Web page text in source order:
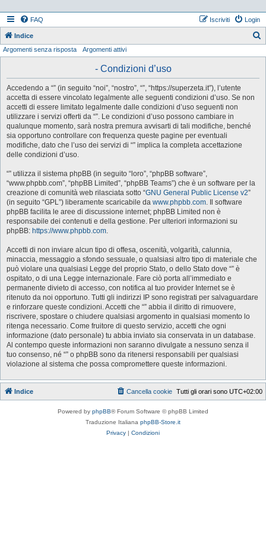
FAQ Login
Iscriviti
Indice
Argomenti senza risposta Argomenti attivi
- Condizioni d’uso
Accedendo a “” (in seguito “noi”, “nostro”, “”, “https://superzeta.it”), l’utente
accetta di essere vincolato legalmente alle seguenti condizioni d’uso. Se non
accetti di essere limitato legalmente dalle condizioni d’uso seguenti non
utilizzare i servizi offerti da “”. Le condizioni d’uso possono cambiare in
qualunque momento, sarà nostra premura avvisarti di tali modifiche, benché
sia opportuno controllare con frequenza queste pagine per eventuali
modifiche, dato che l’uso dei servizi di “” implica la completa accettazione
delle condizioni d’uso.
“” utilizza il sistema phpBB (in seguito “loro”, “phpBB software”,
“www.phpbb.com”, “phpBB Limited”, “phpBB Teams”) che è un software per la
creazione di comunità web rilasciata sotto “GNU General Public License v2”
(in seguito “GPL”) liberamente scaricabile da www.phpbb.com. Il software
phpBB facilita le aree di discussione internet; phpBB Limited non è
responsabile dei contenuti e della gestione. Per ulteriori informazioni su
phpBB: https://www.phpbb.com.
Accetti di non inviare alcun tipo di offesa, oscenità, volgarità, calunnia,
minaccia, messaggio a sfondo sessuale, o qualsiasi altro tipo di materiale che
può violare una qualsiasi Legge del proprio Stato, o dello Stato dove “” è
ospitato, o di una Legge internazionale. Fare ciò porta all’immediato e
permanente divieto di accesso, con notifica al tuo provider Internet se è
ritenuto da noi opportuno. Tutti gli indirizzi IP sono registrati per salvaguardare
e rinforzare queste condizioni. Accetti che “” abbia il diritto di rimuovere,
riscrivere, spostare o chiudere qualsiasi argomento in qualsiasi momento lo
ritenga necessario. Come fruitore di questo servizio, accetti che ogni
informazione (dato personale) tu abbia inviato sia conservata in un database.
Al contempo queste informazioni non saranno divulgate a nessuno senza il
tuo consenso, né “” o phpBB sono da ritenersi responsabili per qualsiasi
violazione al sistema che possa compromettere queste informazioni.
Indice Tutti gli orari sono UTC+02:00
Cancella cookie
Powered by phpBB® Forum Software © phpBB Limited
Traduzione Italiana phpBB-Store.it
Privacy | Condizioni